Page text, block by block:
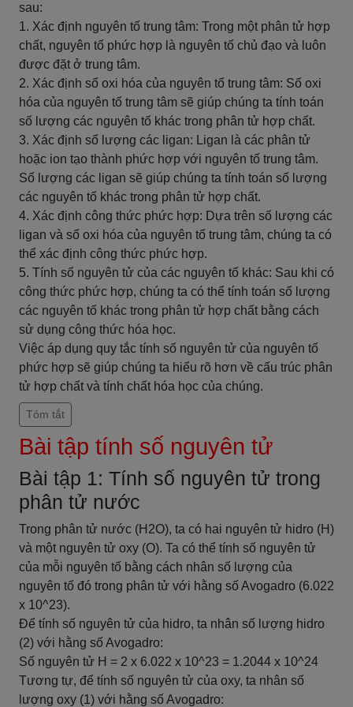
sau:
1. Xác định nguyên tố trung tâm: Trong một phân tử hợp
chất, nguyên tố phức hợp là nguyên tố chủ đạo và luôn
được đặt ở trung tâm.
2. Xác định số oxi hóa của nguyên tố trung tâm: Số oxi
hóa của nguyên tố trung tâm sẽ giúp chúng ta tính toán
số lượng các nguyên tố khác trong phân tử hợp chất.
3. Xác định số lượng các ligan: Ligan là các phân tử
hoặc ion tạo thành phức hợp với nguyên tố trung tâm.
Số lượng các ligan sẽ giúp chúng ta tính toán số lượng
các nguyên tố khác trong phân tử hợp chất.
4. Xác định công thức phức hợp: Dựa trên số lượng các
ligan và số oxi hóa của nguyên tố trung tâm, chúng ta có
thể xác định công thức phức hợp.
5. Tính số nguyên tử của các nguyên tố khác: Sau khi có
công thức phức hợp, chúng ta có thể tính toán số lượng
các nguyên tố khác trong phân tử hợp chất bằng cách
sử dụng công thức hóa học.
Việc áp dụng quy tắc tính số nguyên tử của nguyên tố
phức hợp sẽ giúp chúng ta hiểu rõ hơn về cấu trúc phân
tử hợp chất và tính chất hóa học của chúng.
Tóm tắt
Bài tập tính số nguyên tử
Bài tập 1: Tính số nguyên tử trong
phân tử nước
Trong phân tử nước (H2O), ta có hai nguyên tử hidro (H)
và một nguyên tử oxy (O). Ta có thể tính số nguyên tử
của mỗi nguyên tố bằng cách nhân số lượng của
nguyên tố đó trong phân tử với hằng số Avogadro (6.022
x 10^23).
Để tính số nguyên tử của hidro, ta nhân số lượng hidro
(2) với hằng số Avogadro:
Số nguyên tử H = 2 x 6.022 x 10^23 = 1.2044 x 10^24
Tương tự, để tính số nguyên tử của oxy, ta nhân số
lượng oxy (1) với hằng số Avogadro: